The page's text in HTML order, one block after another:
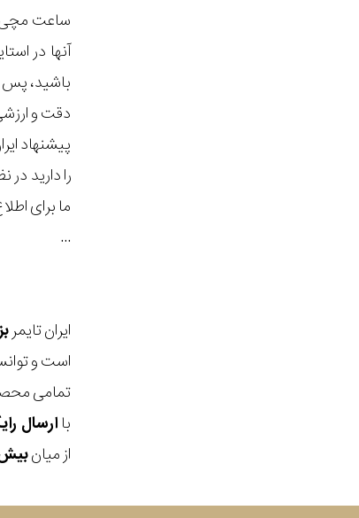
ساعت مچی
آنها در
باشید، پس
دقت و
پیشنهاد
را دارید
ما برای
...
ایران تایمر
است و
تمامی
باارسال رایگان، ۳۰ روز مهلت بازگشت، امکان
از میانبیش از ۴۰ هزار مدل